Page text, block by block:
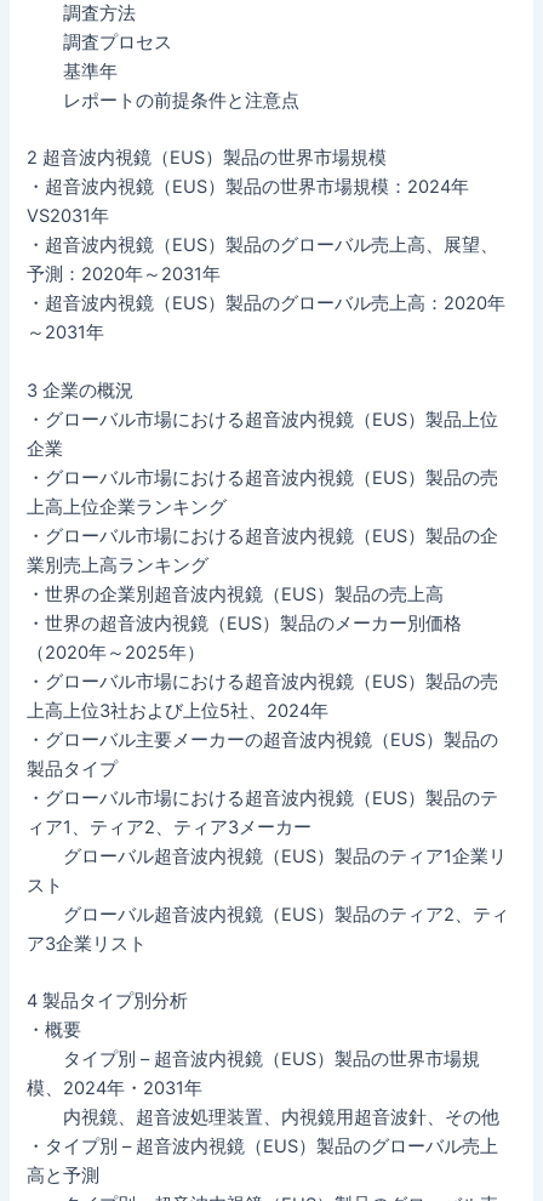
調査方法
調査プロセス
基準年
レポートの前提条件と注意点
2 超音波内視鏡（EUS）製品の世界市場規模
・超音波内視鏡（EUS）製品の世界市場規模：2024年
VS2031年
・超音波内視鏡（EUS）製品のグローバル売上高、展望、
予測：2020年～2031年
・超音波内視鏡（EUS）製品のグローバル売上高：2020年
～2031年
3 企業の概況
・グローバル市場における超音波内視鏡（EUS）製品上位
企業
・グローバル市場における超音波内視鏡（EUS）製品の売
上高上位企業ランキング
・グローバル市場における超音波内視鏡（EUS）製品の企
業別売上高ランキング
・世界の企業別超音波内視鏡（EUS）製品の売上高
・世界の超音波内視鏡（EUS）製品のメーカー別価格
（2020年～2025年）
・グローバル市場における超音波内視鏡（EUS）製品の売
上高上位3社および上位5社、2024年
・グローバル主要メーカーの超音波内視鏡（EUS）製品の
製品タイプ
・グローバル市場における超音波内視鏡（EUS）製品のテ
ィア1、ティア2、ティア3メーカー
グローバル超音波内視鏡（EUS）製品のティア1企業リ
スト
グローバル超音波内視鏡（EUS）製品のティア2、ティ
ア3企業リスト
4 製品タイプ別分析
・概要
タイプ別 – 超音波内視鏡（EUS）製品の世界市場規
模、2024年・2031年
内視鏡、超音波処理装置、内視鏡用超音波針、その他
・タイプ別 – 超音波内視鏡（EUS）製品のグローバル売上
高と予測